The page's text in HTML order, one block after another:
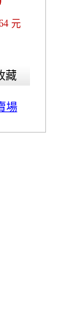
元
藏
場